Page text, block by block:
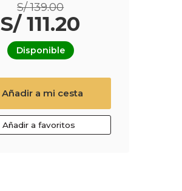
S/ 139.00
S/ 111.20
Disponible
Añadir a mi cesta
Añadir a favoritos